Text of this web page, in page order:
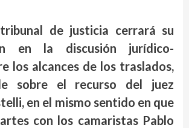
de justicia cerrará su
en la discusión jurídico-
los alcances de los traslados,
sobre el recurso del juez
en el mismo sentido en que
con los camaristas Pablo